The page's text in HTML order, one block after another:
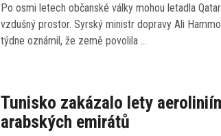
Po osmi letech občanské války mohou letadla
vzdušný prostor. Syrský ministr dopravy Ali
týdne oznámil, že země povolila …
Tunisko zakázalo lety
arabských emirátů